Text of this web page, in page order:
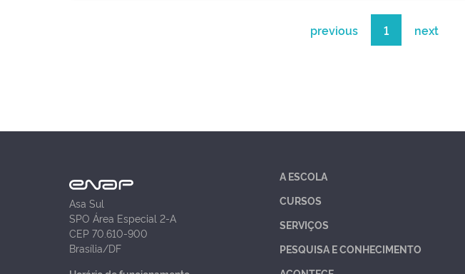
previous 1 next
Asa Sul
SPO Área Especial 2-A
CEP 70.610-900
Brasília/DF
A ESCOLA
CURSOS
SERVIÇOS
PESQUISA E CONHECIMENTO